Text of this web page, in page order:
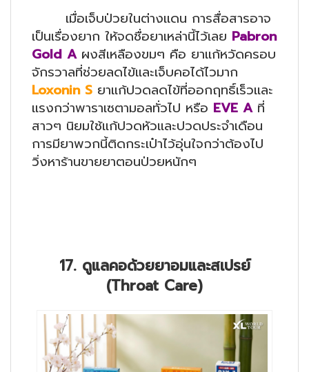
เมื่อเจ็บป่วยในต่างแดน การสื่อสารอาจ
เป็นเรื่องยาก ให้จดชื่อยาเหล่านี้ไว้เลย Pabron
Gold Aผงสีเหลืองขมๆ คือ ยาแก้หวัดครอบ
จักรวาลที่ช่วยลดไข้และเจ็บคอได้ไวมาก
Loxonin S ยาแก้ปวดลดไข้ที่ออกฤทธิ์เร็วและ
แรงกว่าพาราเซตามอลทั่วไป หรือ EVE Aที่
สาวๆ นิยมใช้แก้ปวดหัวและปวดประจำเดือน
การมียาพวกนี้ติดกระเป๋าไว้อุ่นใจกว่าต้องไป
วิ่งหาร้านขายยาตอนป่วยหนักๆ
17. ดูแลคอด้วยยาอมและสเปรย์
(Throat Care)